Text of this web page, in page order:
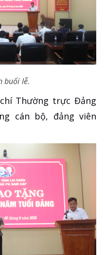
buổi lễ.
Thường trực Đảng
cán bộ, đảng viên